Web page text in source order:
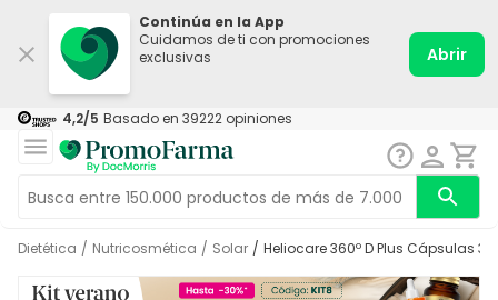
Continúa en la App
Cuidamos de ti con promociones
exclusivas
Abrir
4,2/5 Basado en 39222 opiniones
Dietética / Nutricosmética / Solar / Heliocare 360º D Plus Cápsulas